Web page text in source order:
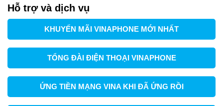
Hỗ trợ và dịch vụ
KHUYẾN MÃI VINAPHONE MỚI NHẤT
TỔNG ĐÀI ĐIỆN THOẠI VINAPHONE
ỨNG TIỀN MẠNG VINA KHI ĐÃ ỨNG RỒI